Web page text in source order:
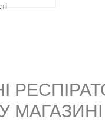
МАГАЗИНІ